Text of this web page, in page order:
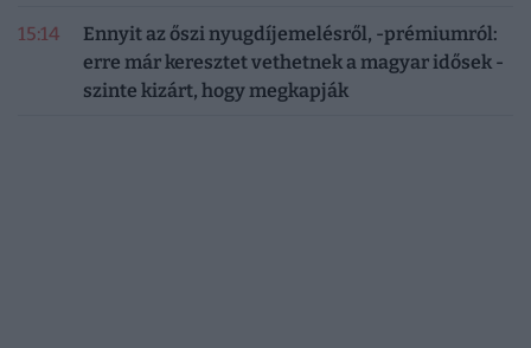
15:14
Ennyit az őszi nyugdíjemelésről, -prémiumról:
erre már keresztet vethetnek a magyar idősek -
szinte kizárt, hogy megkapják